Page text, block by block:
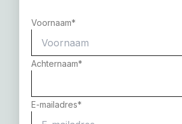
Voornaam*
Achternaam*
E-mailadres*